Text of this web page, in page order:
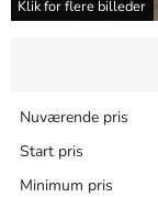
Klik for flere billeder
Nuværende pris
Start pris
Minimum pris